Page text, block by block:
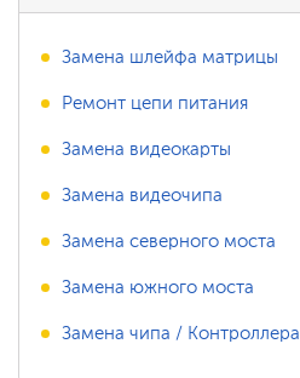
Замена шлейфа матрицы
Ремонт цепи питания
Замена видеокарты
Замена видеочипа
Замена северного моста
Замена южного моста
Замена чипа / Контроллера